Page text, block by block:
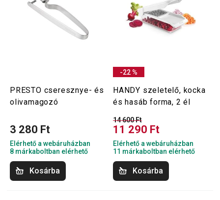
PRESTO cseresznye- és
olivamagozó
3 280 Ft
Elérhető a webáruházban
8 márkaboltban elérhető
Kosárba
-22 %
HANDY szeletelő, kocka
és hasáb forma, 2 él
14 600 Ft
11 290 Ft
Elérhető a webáruházban
11 márkaboltban elérhető
Kosárba